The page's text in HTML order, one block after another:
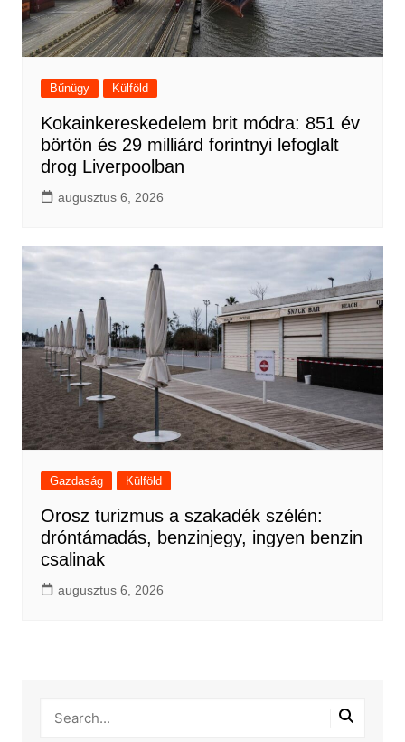
Bűnügy Külföld
Kokainkereskedelem brit módra: 851 év
börtön és 29 milliárd forintnyi lefoglalt
drog Liverpoolban
augusztus 6, 2026
Gazdaság Külföld
Orosz turizmus a szakadék szélén:
dróntámadás, benzinjegy, ingyen benzin
csalinak
augusztus 6, 2026